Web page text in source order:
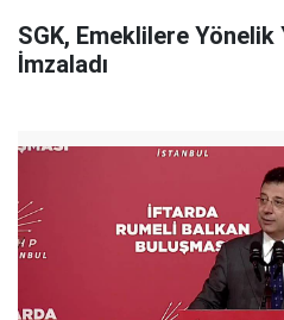
SGK, Emeklilere
İmzaladı